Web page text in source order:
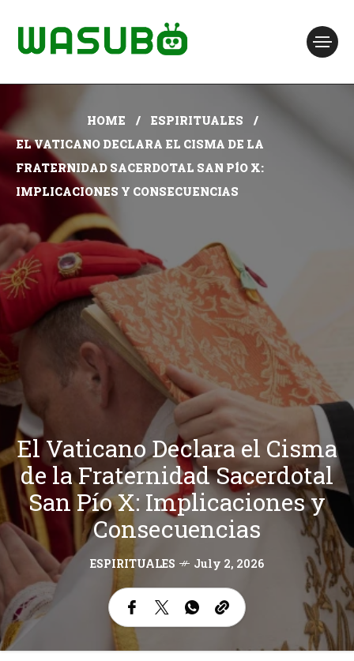
HOME
ESPIRITUALES
EL VATICANO DECLARA EL CISMA DE LA
FRATERNIDAD SACERDOTAL SAN PÍO X:
IMPLICACIONES Y CONSECUENCIAS
El Vaticano Declara el Cisma
de la Fraternidad Sacerdotal
San Pío X: Implicaciones y
Consecuencias
ESPIRITUALES July 2, 2026